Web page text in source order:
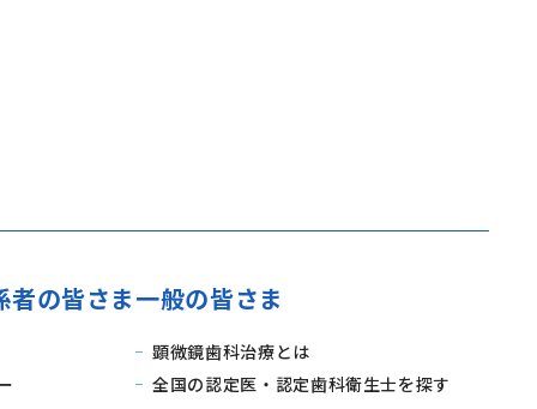
者の皆さま 一般の皆さま
顕微鏡歯科治療とは
全国の認定医・認定歯科衛生士を探す